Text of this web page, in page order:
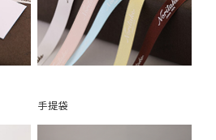
手提袋